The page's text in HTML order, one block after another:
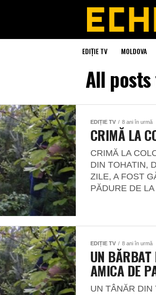
EDIȚIE TV MOLDOVA
All
EDIȚIE TV 8 ani în urmă
CRIMĂ LA
CRIMĂ LA
DIN TOHATIN,
ZILE, A FOST
PĂDURE DE
EDIȚIE TV 8 ani în urmă
UN
AMICA DE
UN TÂNĂR DIN